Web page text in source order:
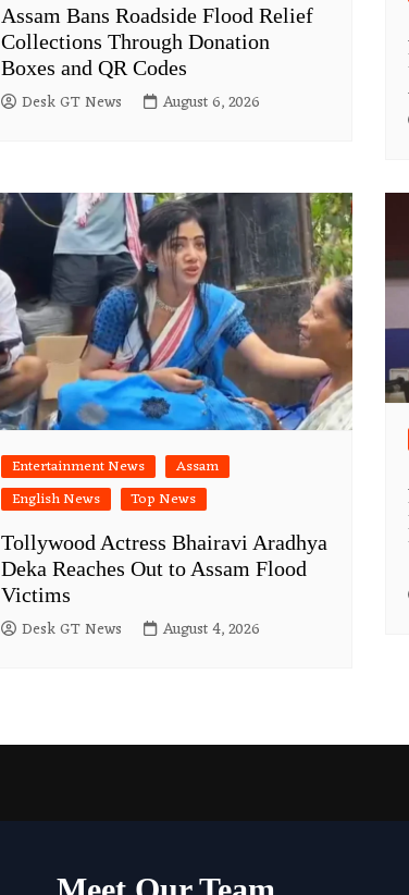
Assam Bans Roadside Flood Relief
Collections Through Donation
Boxes and QR Codes
Desk GT News August 6, 2026
Entertainment News
Assam
English News
Top News
Tollywood Actress Bhairavi Aradhya
Deka Reaches Out to Assam Flood
Victims
Desk GT News August 4, 2026